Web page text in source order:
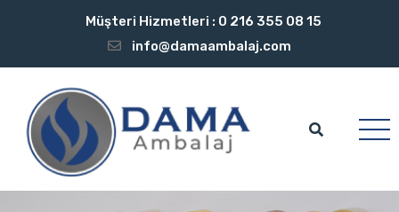
Müşteri Hizmetleri : 0 216 355 08 15
info@damaambalaj.com